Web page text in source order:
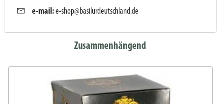
e-mail:e-shop@basilurdeutschland.de
Zusammenhängend